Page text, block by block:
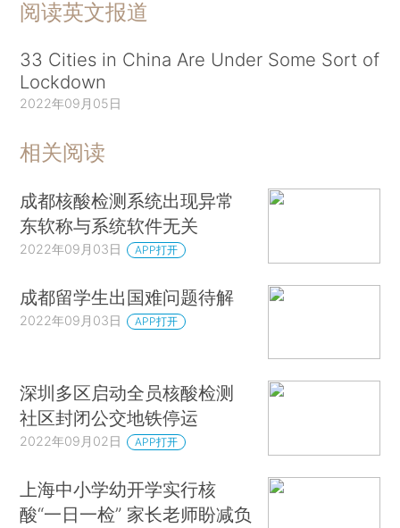
阅读英文报道
33 Cities in China Are Under Some Sort of
Lockdown
2022年09月05日
相关阅读
成都核酸检测系统出现异常
东软称与系统软件无关
2022年09月03日 APP打开
成都留学生出国难问题待解
2022年09月03日 APP打开
深圳多区启动全员核酸检测
社区封闭公交地铁停运
2022年09月02日 APP打开
上海中小学幼开学实行核
酸“一日一检” 家长老师盼减负